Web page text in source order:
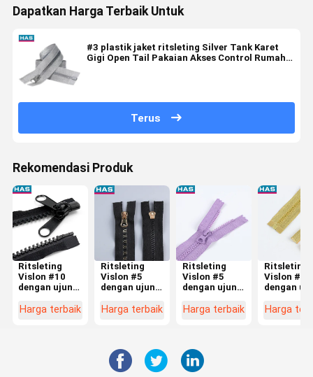
Dapatkan Harga Terbaik Untuk
#3 plastik jaket ritsleting Silver Tank Karet
Gigi Open Tail Pakaian Akses Control Rumah
Terus
Rekomendasi Produk
Ritsleting
Vislon #10
dengan ujung
dua sisi untuk
Harga terbaik
Ritsleting
Vislon #5
dengan ujung
gigi berlapis
Rumah
Harga terbaik
Ritsleting
Vislon #5
dengan ujung
gigi benang
Harga terbaik
Ritsleting
Vislon #5
dengan
gigi karet
Harga